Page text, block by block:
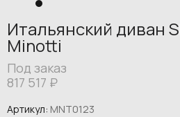
Итальянский диван
Minotti
Под заказ
817 517 ₽
Артикул: MNT0123